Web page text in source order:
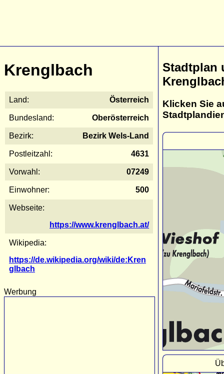
Krenglbach
Land: Österreich
Bundesland: Oberösterreich
Bezirk: Bezirk Wels-Land
Postleitzahl: 4631
Vorwahl: 07249
Einwohner: 500
Webseite:
https://www.krenglbach.at/
Wikipedia:
https://de.wikipedia.org/wiki/de:Kren
glbach
Werbung
Stadtplan
Klicken Sie